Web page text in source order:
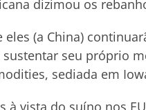
dizimou os
eles (a China)
seu próprio
sediada em
à vista do suíno nos